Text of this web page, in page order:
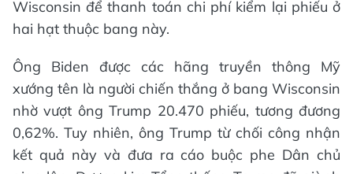
Wisconsin để thanh toán chi phí kiểm lại phiếu ở
hai hạt thuộc bang này.
Ông Biden được các hãng truyền thông Mỹ
xướng tên là người chiến thắng ở bang Wisconsin
nhờ vượt ông Trump 20.470 phiếu, tương đương
0,62%. Tuy nhiên, ông Trump từ chối công nhận
kết quả này và đưa ra cáo buộc phe Dân chủ